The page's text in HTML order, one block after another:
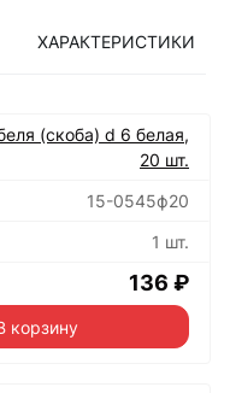
ХАРАКТЕРИСТИКИ
(скоба) d 6 белая,
20 шт.
15-0545ф20
1 шт.
136 ₽
корзину